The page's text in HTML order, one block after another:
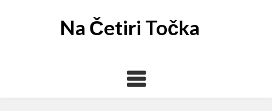
Na Četiri Točka